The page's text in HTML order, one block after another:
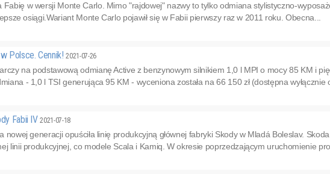
Fabię w wersji Monte Carlo. Mimo "rajdowej" nazwy to tylko odmiana stylistyczno-
osiągi.Wariant Monte Carlo pojawił się w Fabii pierwszy raz w 2011 roku. Obecna...
Polsce. Cennik!2021-07-26
na podstawową odmianę Active z benzynowym silnikiem 1,0 l MPI o mocy 85 KM i
- 1,0 l TSI generująca 95 KM - wyceniona została na 66 150 zł (dostępna wyłącznie
Fabii IV2021-07-18
nowej generacji opuściła linię produkcyjną głównej fabryki Skody w Mladá Boleslav.
linii produkcyjnej, co modele Scala i Kamiq. W okresie poprzedzającym uruchomienie